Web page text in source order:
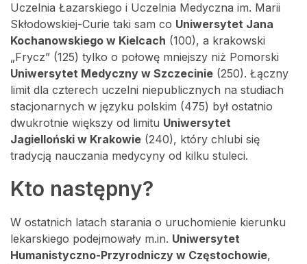
Uczelnia Łazarskiego i Uczelnia Medyczna im. Marii
Skłodowskiej-Curie taki sam co Uniwersytet Jana
Kochanowskiego w Kielcach (100), a krakowski
„Frycz” (125) tylko o połowę mniejszy niż Pomorski
Uniwersytet Medyczny w Szczecinie (250). Łączny
limit dla czterech uczelni niepublicznych na studiach
stacjonarnych w języku polskim (475) był ostatnio
dwukrotnie większy od limitu Uniwersytet
Jagielloński w Krakowie (240), który chlubi się
tradycją nauczania medycyny od kilku stuleci.
Kto następny?
W ostatnich latach starania o uruchomienie kierunku
lekarskiego podejmowały m.in. Uniwersytet
Humanistyczno-Przyrodniczy w Częstochowie,